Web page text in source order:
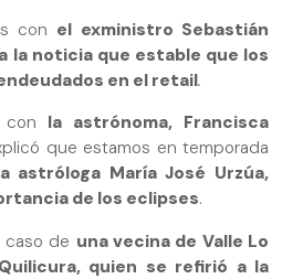
con el exministro Sebastián
la noticia que estable que los
en el retail.
con la astrónoma, Francisca
que estamos en temporada
astróloga María José Urzúa,
de los eclipses.
caso de una vecina de Valle Lo
quien se refirió a la